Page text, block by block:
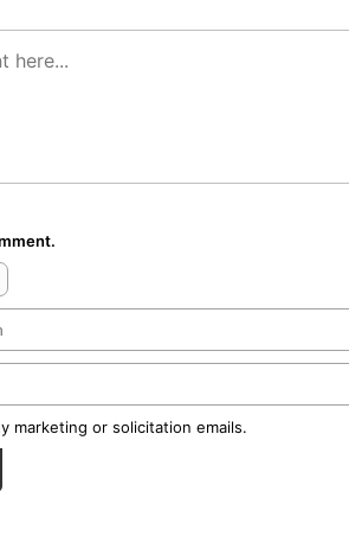
marketing or solicitation emails.